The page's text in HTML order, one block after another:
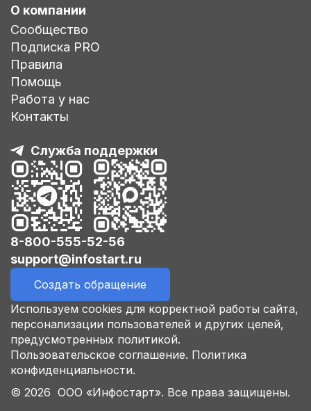
О компании
Сообщество
Подписка PRO
Правила
Помощь
Работа у нас
Контакты
Служба поддержки
8-800-555-52-56
support@infostart.ru
Создать обращение
Используем cookies для корректной работы сайта,
персонализации пользователей и других целей,
предусмотренных политикой.
Пользовательское соглашение. Политика
конфиденциальности.
© 2026 ООО «Инфостарт». Все права защищены.